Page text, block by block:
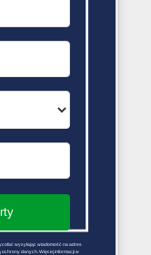
wysyłając wiadomość na adres
danych. Więcej informacji w